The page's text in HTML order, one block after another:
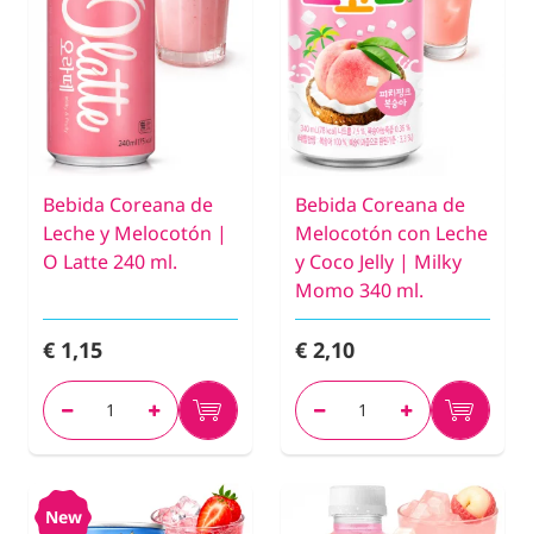
Bebida Coreana de
Leche y Melocotón |
O Latte 240 ml.
€ 1,15
Bebida Coreana de
Melocotón con Leche
y Coco Jelly | Milky
Momo 340 ml.
€ 2,10
New